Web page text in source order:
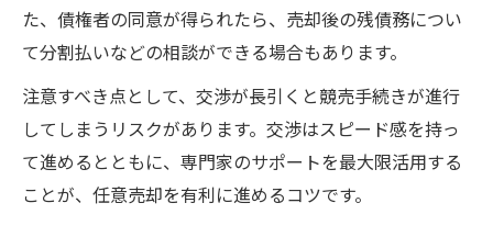
た、債権者の同意が得られたら、売却後の残債務につい
て分割払いなどの相談ができる場合もあります。
注意すべき点として、交渉が長引くと競売手続きが進行
してしまうリスクがあります。交渉はスピード感を持っ
て進めるとともに、専門家のサポートを最大限活用する
ことが、任意売却を有利に進めるコツです。